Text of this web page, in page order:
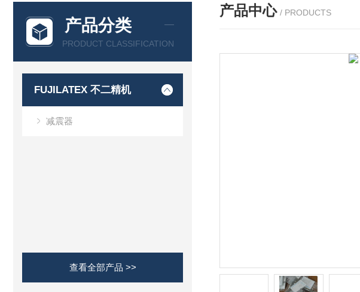
产品分类
PRODUCT CLASSIFICATION
FUJILATEX 不二精机
减震器
查看全部产品 >>
产品中心 / PRODUCTS